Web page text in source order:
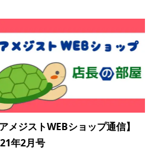
メジストWEBショップ通信】
年2月号